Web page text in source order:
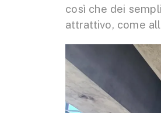
così che dei
attrattivo, come